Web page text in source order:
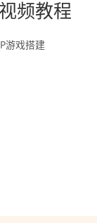
频教程
游戏搭建